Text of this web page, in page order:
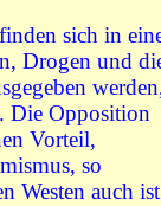
sich in
Drogen und
Die Opposition
Vorteil,
so
Westen auch